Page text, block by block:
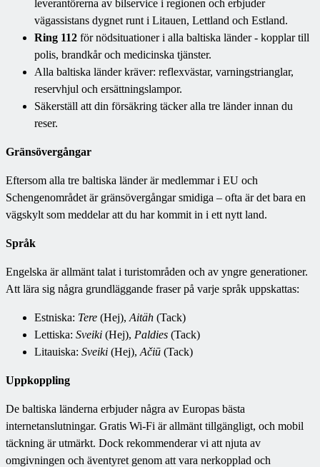
leverantörerna av bilservice i regionen och erbjuder
vägassistans dygnet runt i Litauen, Lettland och Estland.
Ring 112 för nödsituationer i alla baltiska länder - kopplar till
polis, brandkår och medicinska tjänster.
Alla baltiska länder kräver: reflexvästar, varningstrianglar,
reservhjul och ersättningslampor.
Säkerställ att din försäkring täcker alla tre länder innan du
reser.
Gränsövergångar
Eftersom alla tre baltiska länder är medlemmar i EU och
Schengenområdet är gränsövergångar smidiga – ofta är det bara en
vägskylt som meddelar att du har kommit in i ett nytt land.
Språk
Engelska är allmänt talat i turistområden och av yngre generationer.
Att lära sig några grundläggande fraser på varje språk uppskattas:
Estniska: Tere (Hej), Aitäh (Tack)
Lettiska: Sveiki (Hej), Paldies (Tack)
Litauiska: Sveiki (Hej), Ačiū (Tack)
Uppkoppling
De baltiska länderna erbjuder några av Europas bästa
internetanslutningar. Gratis Wi-Fi är allmänt tillgängligt, och mobil
täckning är utmärkt. Dock rekommenderar vi att njuta av
omgivningen och äventyret genom att vara nerkopplad och